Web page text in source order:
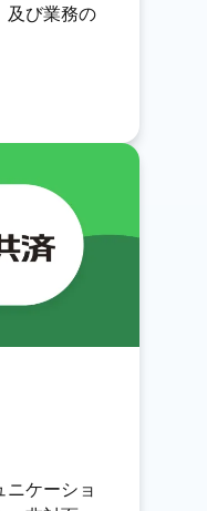
及び業務の
ケーショ